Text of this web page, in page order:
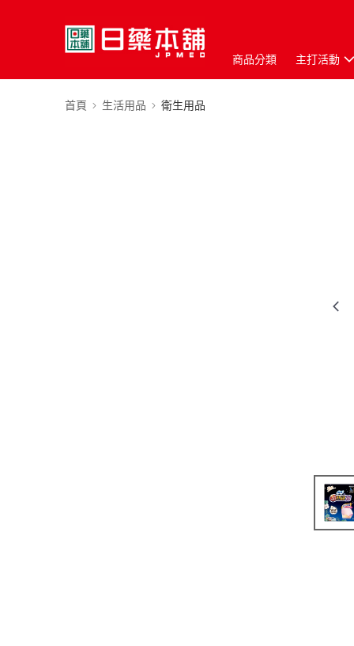
商品分類 主打活動
首頁 生活用品 衛生用品